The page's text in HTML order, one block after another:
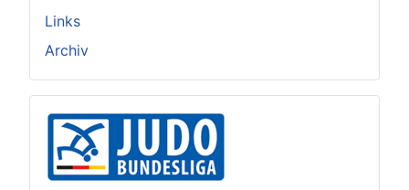
Links
Archiv